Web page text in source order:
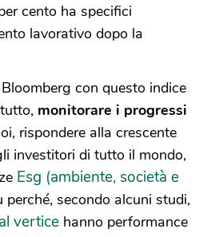
cento ha specifici
lavorativo dopo la
con questo indice
monitorare i progressi
rispondere alla crescente
investitori di tutto il mondo,
Esg (ambiente, società e
perché, secondo alcuni studi,
vertice hanno performance